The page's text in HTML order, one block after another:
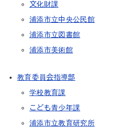
文化財課
浦添市立中央公民館
浦添市立図書館
浦添市美術館
教育委員会指導部
学校教育課
こども青少年課
浦添市立教育研究所